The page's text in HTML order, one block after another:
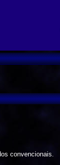
convencionais.